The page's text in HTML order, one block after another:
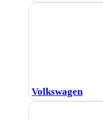
Volkswagen